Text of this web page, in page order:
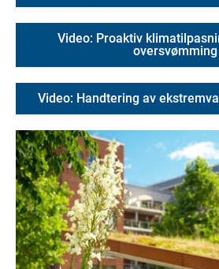
Video: Proaktiv
oversvømming
Video: Handtering av